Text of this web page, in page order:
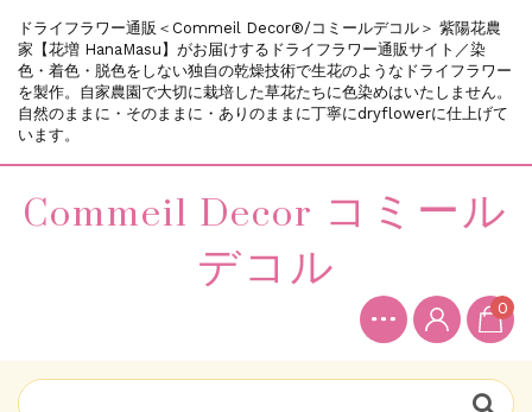
ドライフラワー通販＜Commeil Decor®/コミールデコル＞ 紫陽花農
家【花増 HanaMasu】がお届けするドライフラワー通販サイト／染
色・着色・脱色をしない独自の乾燥技術で生花のようなドライフラワー
を製作。自家農園で大切に栽培した草花たちに色染めはいたしません。
自然のままに・そのままに・ありのままに丁寧にdryflowerに仕上げて
います。
Commeil Decor コミール
デコル 0
新規会員登録で200ポイントプレゼント中...